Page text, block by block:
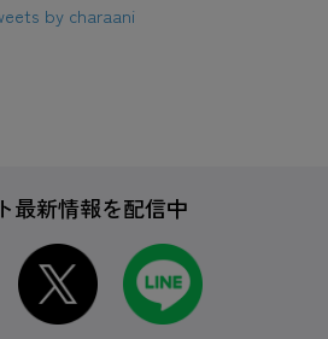
by charaani
最新情報を配信中